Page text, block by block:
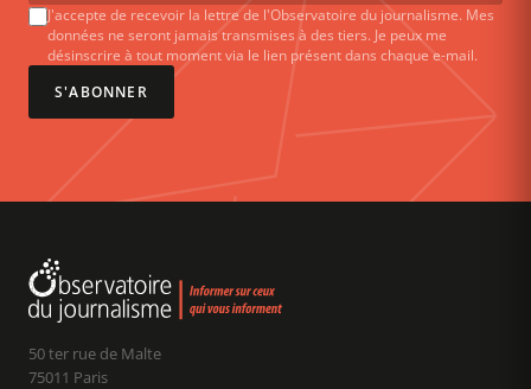
J'accepte de recevoir la lettre de l'Observatoire du journalisme. Mes
données ne seront jamais transmises à des tiers. Je peux me
désinscrire à tout moment via le lien présent dans chaque e-mail.
S'ABONNER
50 ter rue de Malte
75011 Paris